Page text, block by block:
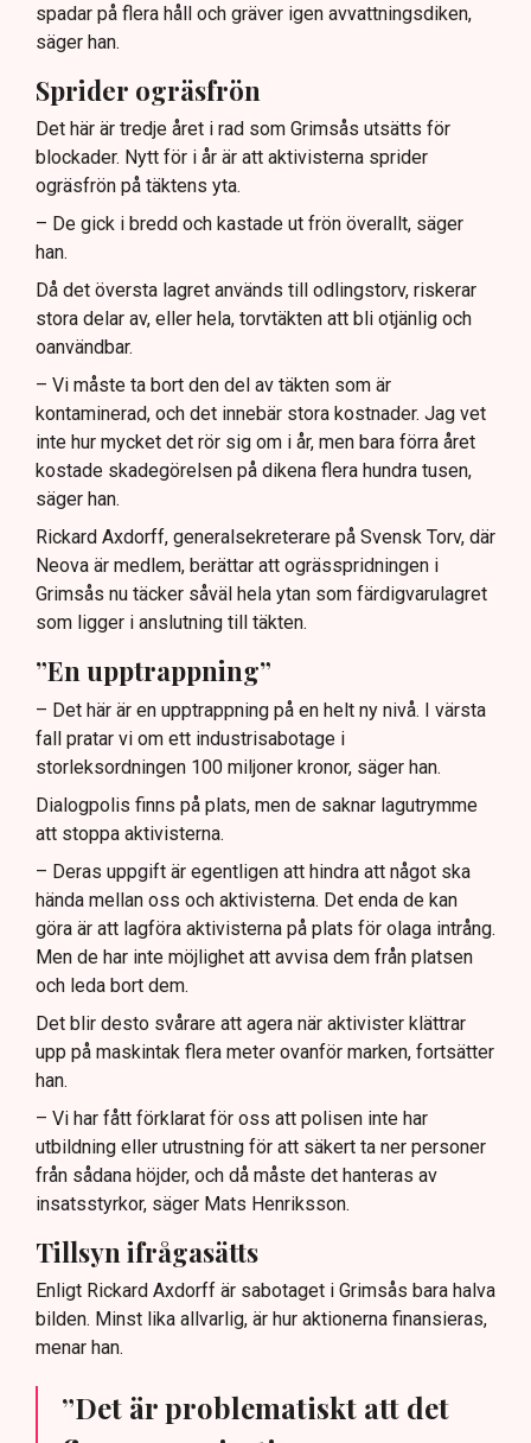
spadar på flera håll och gräver igen avvattningsdiken,
säger han.
Sprider ogräsfrön
Det här är tredje året i rad som Grimsås utsätts för
blockader. Nytt för i år är att aktivisterna sprider
ogräsfrön på täktens yta.
– De gick i bredd och kastade ut frön överallt, säger
han.
Då det översta lagret används till odlingstorv, riskerar
stora delar av, eller hela, torvtäkten att bli otjänlig och
oanvändbar.
– Vi måste ta bort den del av täkten som är
kontaminerad, och det innebär stora kostnader. Jag vet
inte hur mycket det rör sig om i år, men bara förra året
kostade skadegörelsen på dikena flera hundra tusen,
säger han.
Rickard Axdorff, generalsekreterare på Svensk Torv, där
Neova är medlem, berättar att ogrässpridningen i
Grimsås nu täcker såväl hela ytan som färdigvarulagret
som ligger i anslutning till täkten.
”En upptrappning”
– Det här är en upptrappning på en helt ny nivå. I värsta
fall pratar vi om ett industrisabotage i
storleksordningen 100 miljoner kronor, säger han.
Dialogpolis finns på plats, men de saknar lagutrymme
att stoppa aktivisterna.
– Deras uppgift är egentligen att hindra att något ska
hända mellan oss och aktivisterna. Det enda de kan
göra är att lagföra aktivisterna på plats för olaga intrång.
Men de har inte möjlighet att avvisa dem från platsen
och leda bort dem.
Det blir desto svårare att agera när aktivister klättrar
upp på maskintak flera meter ovanför marken, fortsätter
han.
– Vi har fått förklarat för oss att polisen inte har
utbildning eller utrustning för att säkert ta ner personer
från sådana höjder, och då måste det hanteras av
insatsstyrkor, säger Mats Henriksson.
Tillsyn ifrågasätts
Enligt Rickard Axdorff är sabotaget i Grimsås bara halva
bilden. Minst lika allvarlig, är hur aktionerna finansieras,
menar han.
”Det är problematiskt att det